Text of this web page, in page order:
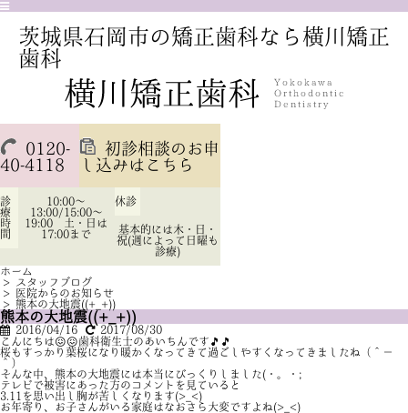
茨城県石岡市の矯正歯科なら横川矯正
歯科
0120-
40-4118
初診相談のお申
し込みはこちら
診
療
時
間
10:00～
13:00/15:00～
19:00 土・日は
17:00まで
休診
基本的には木・日・
祝(週によって日曜も
診療)
ホーム
>
スタッフブログ
> 医院からのお知らせ
> 熊本の大地震((+_+))
熊本の大地震((+_+))
2016/04/16
2017/08/30
こんにちは😖😖歯科衛生士のあいちんです🎵🎵
桜もすっかり葉桜になり暖かくなってきて過ごしやすくなってきましたね（＾－
＾）
そんな中、熊本の大地震には本当にびっくりしました(・。・;
テレビで被害にあった方のコメントを見ていると
3.11を思い出し胸が苦しくなります(>_<)
お年寄り、お子さんがいる家庭はなおさら大変ですよね(>_<)